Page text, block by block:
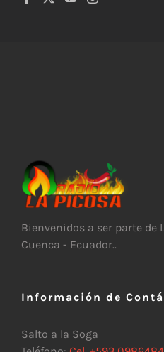
Bienvenidos a ser parte de
Cuenca - Ecuador..
Información de
Salto a la Soga